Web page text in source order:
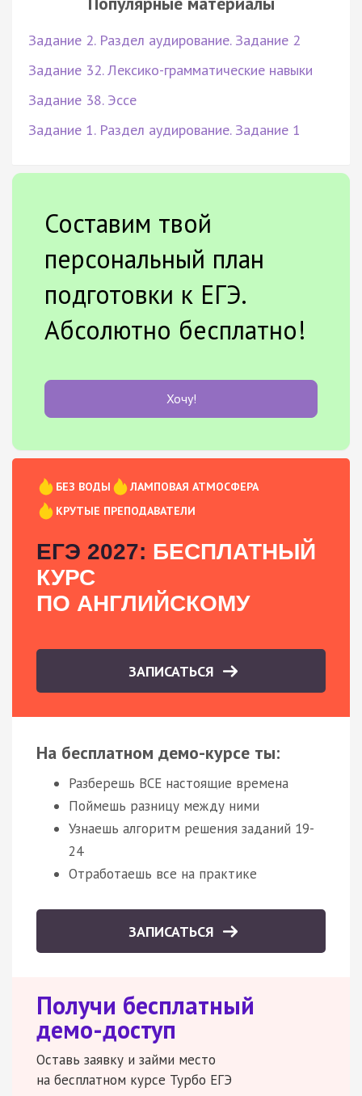
Задание 2. Раздел аудирование. Задание 2
Задание 32. Лексико-грамматические навыки
Задание 38. Эссе
Задание 1. Раздел аудирование. Задание 1
Составим твой
персональный план
подготовки к ЕГЭ.
Абсолютно бесплатно!
Хочу!
БЕЗ ВОДЫ
ЛАМПОВАЯ АТМОСФЕРА
КРУТЫЕ ПРЕПОДАВАТЕЛИ
ЕГЭ 2027: БЕСПЛАТНЫЙ
КУРС
ПО АНГЛИЙСКОМУ
ЗАПИСАТЬСЯ
На бесплатном демо-курсе ты:
Разберешь ВСЕ настоящие времена
Поймешь разницу между ними
Узнаешь алгоритм решения заданий 19-
24
Отработаешь все на практике
ЗАПИСАТЬСЯ
Получи бесплатный
демо-доступ
Оставь заявку и займи место
на бесплатном курсе Турбо ЕГЭ